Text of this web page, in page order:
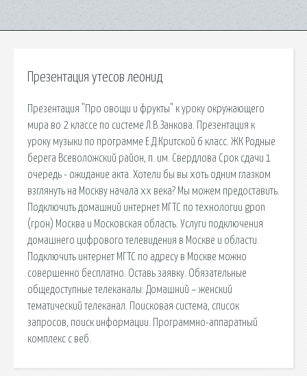
Презентация утесов леонид
Презентация "Про овощи и фрукты" к уроку окружающего
мира во 2 классе по системе Л.В.Занкова. Презентация к
уроку музыки по программе Е.Д.Критской 6 класс. ЖК Родные
берега Всеволожский район, п. им. Свердлова Срок сдачи 1
очередь - ожидание акта. Хотели бы вы хоть одним глазком
взглянуть на Москву начала xx века? Мы можем предоставить.
Подключить домашний интернет МГТС по технологии gpon
(грон) Москва и Московская область. Услуги подключения
домашнего цифрового телевидения в Москве и области.
Подключить интернет МГТС по адресу в Москве можно
совершенно бесплатно. Оставь заявку. Обязательные
общедоступные телеканалы: Домашний – женский
тематический телеканал. Поисковая сиcтема, список
запросов, поиск информации. Программно-аппаратный
комплекс с веб.